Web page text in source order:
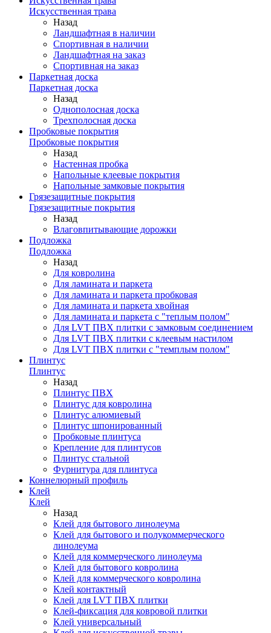
Искусственная трава
Назад
Ландшафтная в наличии
Спортивная в наличии
Ландшафтная на заказ
Спортивная на заказ
Паркетная доска
Паркетная доска
Назад
Однополосная доска
Трехполосная доска
Пробковые покрытия
Пробковые покрытия
Назад
Настенная пробка
Напольные клеевые покрытия
Напольные замковые покрытия
Грязезащитные покрытия
Грязезащитные покрытия
Назад
Влаговпитывающие дорожки
Подложка
Подложка
Назад
Для ковролина
Для ламината и паркета
Для ламината и паркета пробковая
Для ламината и паркета хвойная
Для ламината и паркета с "теплым полом"
Для LVT ПВХ плитки с замковым соединением
Для LVT ПВХ плитки с клеевым настилом
Для LVT ПВХ плитки с "темплым полом"
Плинтус
Плинтус
Назад
Плинтус ПВХ
Плинтус для ковролина
Плинтус алюмиевый
Плинтус шпонированный
Пробковые плинтуса
Крепление для плинтусов
Плинтус стальной
Фурнитура для плинтуса
Коннелюрный профиль
Клей
Клей
Назад
Клей для бытового линолеума
Клей для бытового и полукоммерческого
линолеума
Клей для коммерческого линолеума
Клей для бытового ковролина
Клей для коммерческого ковролина
Клей контактный
Клей для LVT ПВХ плитки
Клей-фиксация для ковровой плитки
Клей универсальный